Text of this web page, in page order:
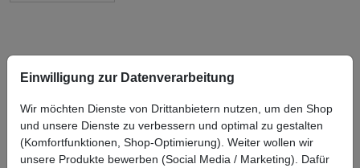
3M BestPartner Commercial Solutions
Preisschutz für unsere Kunden
Einwilligung zur Datenverarbeitung
Wir möchten Dienste von Drittanbietern nutzen, um den Shop
und unsere Dienste zu verbessern und optimal zu gestalten
(Komfortfunktionen, Shop-Optimierung). Weiter wollen wir
unsere Produkte bewerben (Social Media / Marketing). Dafür